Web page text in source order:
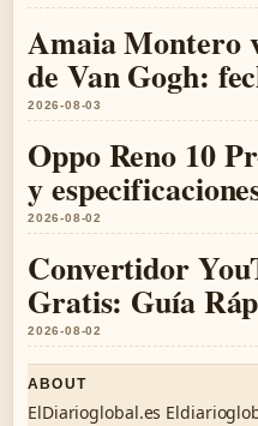
Amaia Montero
de Van Gogh:
2026-08-03
Oppo Reno 10
y
2026-08-02
Convertidor
Gratis: Guía
2026-08-02
ABOUT
ElDiarioglobal.es